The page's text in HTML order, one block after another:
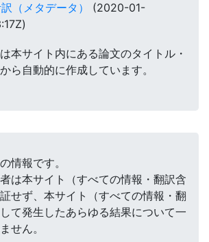
（メタデータ）
(2020-01-
本サイト内にある論文のタイトル・
ら自動的に作成しています。
情報です。
は本サイト（すべての情報・翻訳含
せず、本サイト（すべての情報・翻
て発生したあらゆる結果について一
せん。